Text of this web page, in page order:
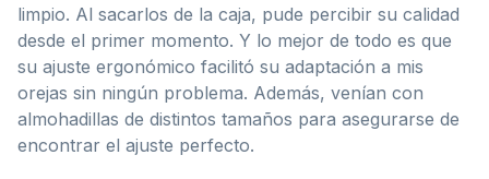
limpio. Al sacarlos de la caja, pude percibir su calidad
desde el primer momento. Y lo mejor de todo es que
su ajuste ergonómico facilitó su adaptación a mis
orejas sin ningún problema. Además, venían con
almohadillas de distintos tamaños para asegurarse de
encontrar el ajuste perfecto.